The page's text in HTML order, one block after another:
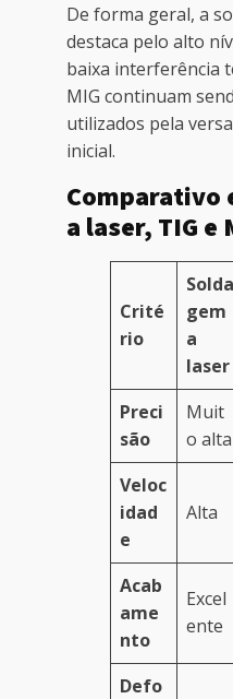
De forma geral, a
destaca pelo alto
baixa interferência
MIG continuam
utilizados pela
inicial.
Comparativo
a laser, TIG e
Crité
rio
Solda
gem
a
laser
Preci
são
Muit
o alta
Veloc
idad
e
Alta
Acab
ame
nto
Excel
ente
Defo